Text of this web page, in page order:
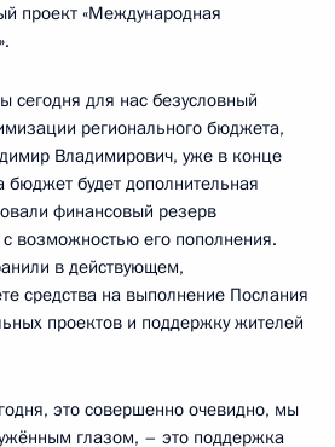
проект «Международная
сегодня для нас безусловный
регионального бюджета,
Владимирович, уже в конце
бюджет будет дополнительная
финансовый резерв
возможностью его пополнения.
в действующем,
средства на выполнение Послания
проектов и поддержку жителей
это совершенно очевидно, мы
глазом, – это поддержка